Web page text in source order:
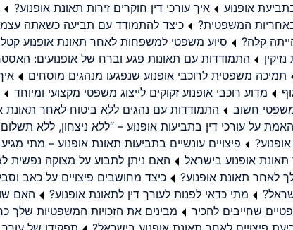
אופנוע
איך עורכי דין חוקרים זירות תאונת אופנוע?
באחריות המשפטית?
כיצד להתמודד עם תביעה כשאתה
קלה?
סיוע משפטי למשפחות לאחר תאונת אופנוע
התמודדות עם תאונות פגע וברח של אופנועים:
תמיכה משפטית לרוכבי אופנוע שנפגעו מנהגים מוסחים
מדוע רוכבי אופנוע זקוקים לייצוג משפטי מקצועי ומיוחד
חשוב
התמודדות עם נהגים ללא ביטוח לאחר תאונת
על עורכי דין בתביעות אופנוע – “ללא ניצחון, ללא
פיצויים עונשיים בתביעות תאונת אופנוע – מתי
אופנוע בישראל
האם ניתן לתבוע על מצוקה נפשית
לאחר תאונת אופנוע?
כיצד מחושבים פיצויים על כאב
מתי כדאי לפנות לעורך דין לתאונת אופנוע?
האם
שחייבים להכיר
מבינים את הזכויות המשפטיות שלך